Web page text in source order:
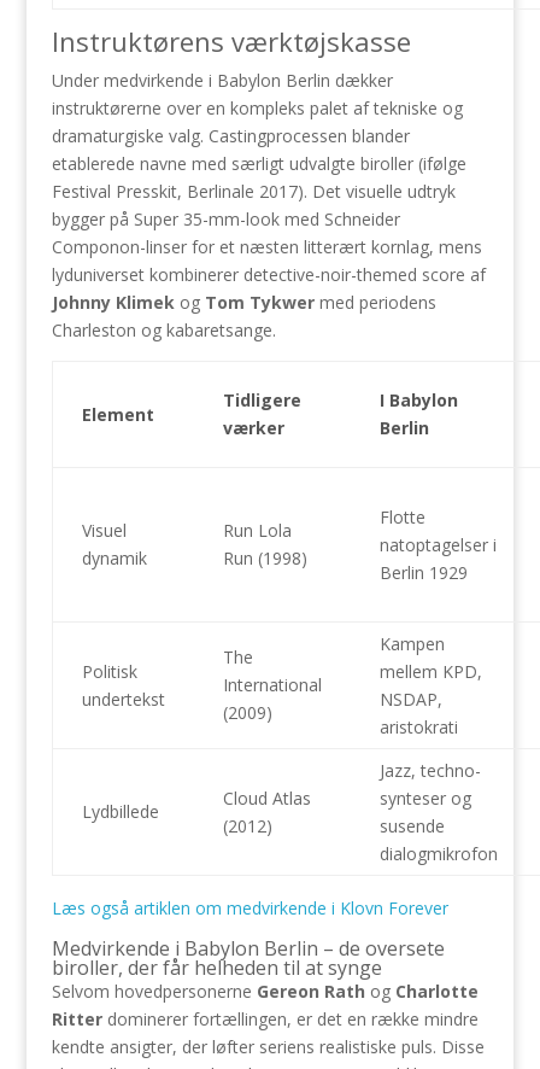
Instruktørens værktøjskasse
Under medvirkende i Babylon Berlin dækker
instruktørerne over en kompleks palet af tekniske og
dramaturgiske valg. Castingprocessen blander
etablerede navne med særligt udvalgte biroller (ifølge
Festival Presskit, Berlinale 2017). Det visuelle udtryk
bygger på Super 35-mm-look med Schneider
Componon-linser for et næsten litterært kornlag, mens
lyduniverset kombinerer detective-noir-themed score af
Johnny Klimek og Tom Tykwermed periodens
Charleston og kabaretsange.
Element
Tidligere
værker
I Babylon
Berlin
Visuel
dynamik
Run Lola
Run (1998)
Flotte
natoptagelser i
Berlin 1929
Politisk
undertekst
The
International
(2009)
Kampen
mellem KPD,
NSDAP,
aristokrati
Lydbillede
Cloud Atlas
(2012)
Jazz, techno-
synteser og
susende
dialogmikrofon
Læs også artiklen om medvirkende i Klovn Forever
Medvirkende i Babylon Berlin – de oversete
biroller, der får helheden til at synge
Selvom hovedpersonerne Gereon Rath og Charlotte
Ritterdominerer fortællingen, er det en række mindre
kendte ansigter, der løfter seriens realistiske puls. Disse